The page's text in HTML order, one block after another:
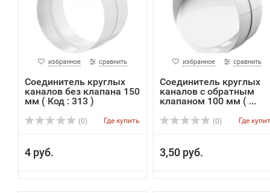
избранное сравнить
Соединитель круглых
каналов без клапана 150
мм ( Код : 313 )
(0) Где купить
4 руб.
избранное сравнить
Соединитель круглых
каналов с обратным
клапаном 100 мм ( ...
(0) Где
3,50 руб.